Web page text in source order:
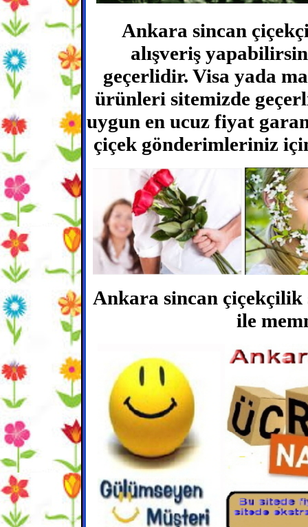
Ankara sincan
alışveriş
geçerlidir. Visa yada
ürünleri sitemizde
uygun en ucuz fiyat
çiçek gönderimleriniz
Ankara sincan çiçekçilik
ile